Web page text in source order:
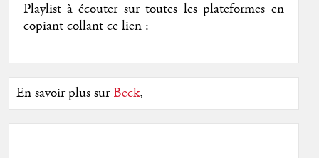
Playlist à écouter sur toutes les plateformes en
copiant collant ce lien :
En savoir plus surBeck,